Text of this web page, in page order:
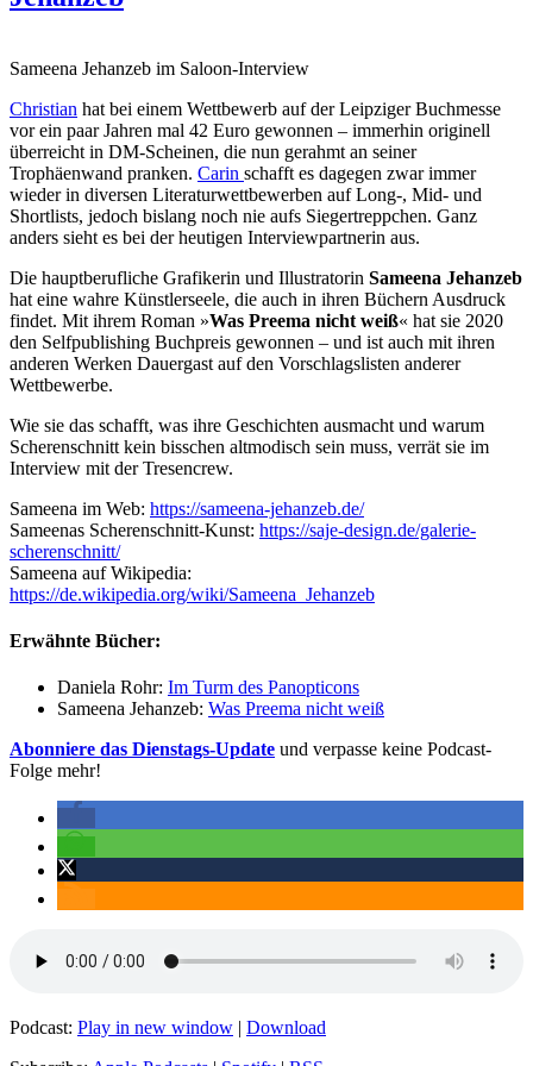
Sameena Jehanzeb im Saloon-Interview
Christian hat bei einem Wettbewerb auf der Leipziger Buchmesse
vor ein paar Jahren mal 42 Euro gewonnen – immerhin originell
überreicht in DM-Scheinen, die nun gerahmt an seiner
Trophäenwand pranken. Carin schafft es dagegen zwar immer
wieder in diversen Literaturwettbewerben auf Long-, Mid- und
Shortlists, jedoch bislang noch nie aufs Siegertreppchen. Ganz
anders sieht es bei der heutigen Interviewpartnerin aus.
Die hauptberufliche Grafikerin und Illustratorin Sameena Jehanzeb
hat eine wahre Künstlerseele, die auch in ihren Büchern Ausdruck
findet. Mit ihrem Roman »Was Preema nicht weiß« hat sie 2020
den Selfpublishing Buchpreis gewonnen – und ist auch mit ihren
anderen Werken Dauergast auf den Vorschlagslisten anderer
Wettbewerbe.
Wie sie das schafft, was ihre Geschichten ausmacht und warum
Scherenschnitt kein bisschen altmodisch sein muss, verrät sie im
Interview mit der Tresencrew.
Sameena im Web: https://sameena-jehanzeb.de/
Sameenas Scherenschnitt-Kunst: https://saje-design.de/galerie-
scherenschnitt/
Sameena auf Wikipedia:
https://de.wikipedia.org/wiki/Sameena_Jehanzeb
Erwähnte Bücher:
Daniela Rohr: Im Turm des Panopticons
Sameena Jehanzeb: Was Preema nicht weiß
Abonniere das Dienstags-Update und verpasse keine Podcast-
Folge mehr!
Podcast: Play in new window | Download